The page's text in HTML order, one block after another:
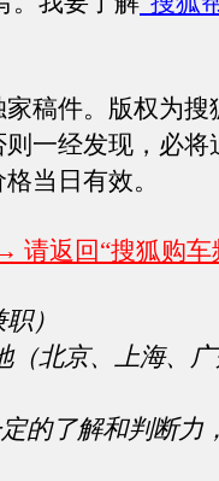
稿件。版权为搜
一经发现，必将
当日有效。
请返回“搜狐购车
）
北京、上海、广
了解和判断力